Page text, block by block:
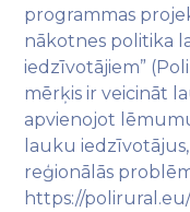
programmas
nākotnes politika
iedzīvotājiem”
mērķis ir veicināt
apvienojot
lauku
reģionālās
https://